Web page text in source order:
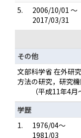
5.
2006/10/01 ～
2017/03/31
その他
文部科学省 在外研
方法の研究，研究機
（平成11年4月～
学歴
1.
1976/04～
1981/03